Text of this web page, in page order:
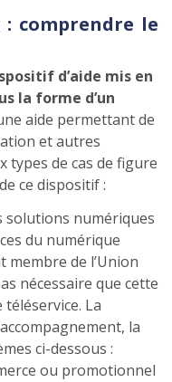
: comprendre le
d’aide mis en
la forme d’un
aide permettant de
et autres
types de cas de figure
ce dispositif :
solutions numériques
du numérique
membre de l’Union
nécessaire que cette
La
la
ci-dessous :
ou promotionnel